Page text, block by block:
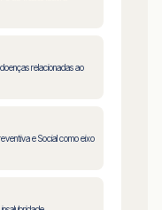
relacionadas ao
e Social como eixo